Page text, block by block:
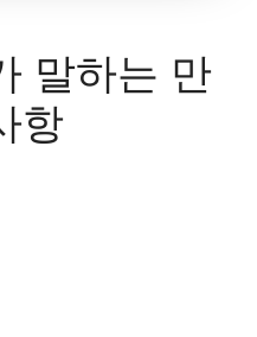
말하는 만
항